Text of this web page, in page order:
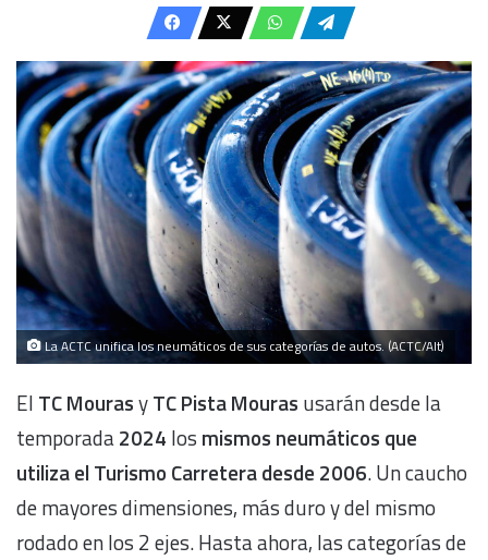
La ACTC unifica los neumáticos de sus categorías de autos. (ACTC/Alt)
El TC MourasyTC Pista Mouras usarán desde la
temporada2024 los mismos neumáticos que
utiliza el Turismo Carretera desde 2006. Un caucho
de mayores dimensiones, más duro y del mismo
rodado en los 2 ejes. Hasta ahora, las categorías de